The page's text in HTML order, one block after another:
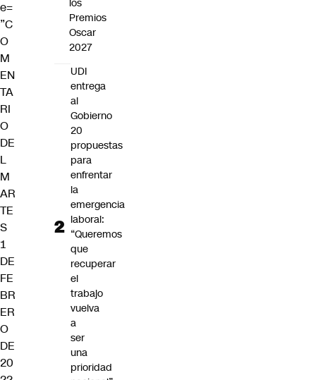
e=
”C
O
M
EN
TA
RI
O
DE
L
M
AR
TE
S
1
DE
FE
BR
ER
O
DE
20
los
Premios
Oscar
2027
UDI
entrega
al
Gobierno
20
propuestas
para
enfrentar
la
emergencia
laboral:
“Queremos
que
recuperar
el
trabajo
vuelva
a
ser
una
prioridad